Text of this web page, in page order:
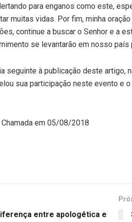
para enganos como este,
muitas vidas. Por fim, minha
continue a buscar o Senhor e a
se levantarão em nosso país
seguinte à publicação deste artigo,
sua participação neste evento e
em 05/08/2018
entre apologética e